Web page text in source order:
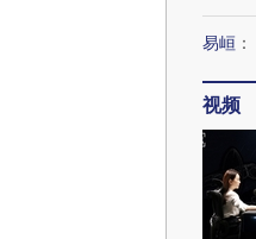
易峘 ：
视频